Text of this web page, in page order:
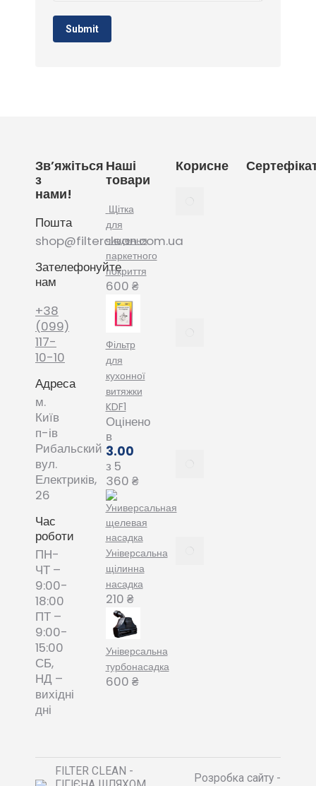
Submit
Зв’яжіться
з
нами!
Пошта
shop@filterclean.com.ua
Зателефонуйте
нам
+38
(099)
117-
10-10
Адреса
м.
Київ
п-ів
Рибальский
вул.
Електриків,
26
Час
роботи
ПН-
ЧТ –
9:00-
18:00
ПТ –
9:00-
15:00
СБ,
НД –
вихідні
дні
Наші
товари
Щітка
для
чищення
паркетного
покриття
600 ₴
Фільтр
для
кухонної
витяжки
KDF1
Оцінено
в
3.00
з 5
360 ₴
Універсальна
щілинна
насадка
210 ₴
Універсальна
турбонасадка
600 ₴
Корисне
FILTER CLEAN -
Розробка сайту -